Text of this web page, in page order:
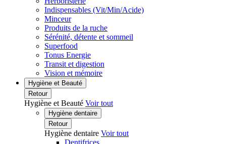
Indispensables (Vit/Min/Acide)
Minceur
Produits de la ruche
Sérénité, détente et sommeil
Superfood
Tonus Energie
Transit et digestion
Vision et mémoire
Hygiène et Beauté
Retour
Hygiène et Beauté Voir tout
Hygiène dentaire
Retour
Hygiène dentaire Voir tout
Dentifrices